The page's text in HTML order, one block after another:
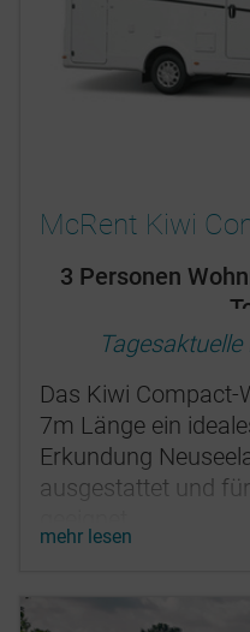
McRent Kiwi
3 Personen
Das Kiwi
7m Länge ein
Erkundung
ausgestattet und
mehr lesen